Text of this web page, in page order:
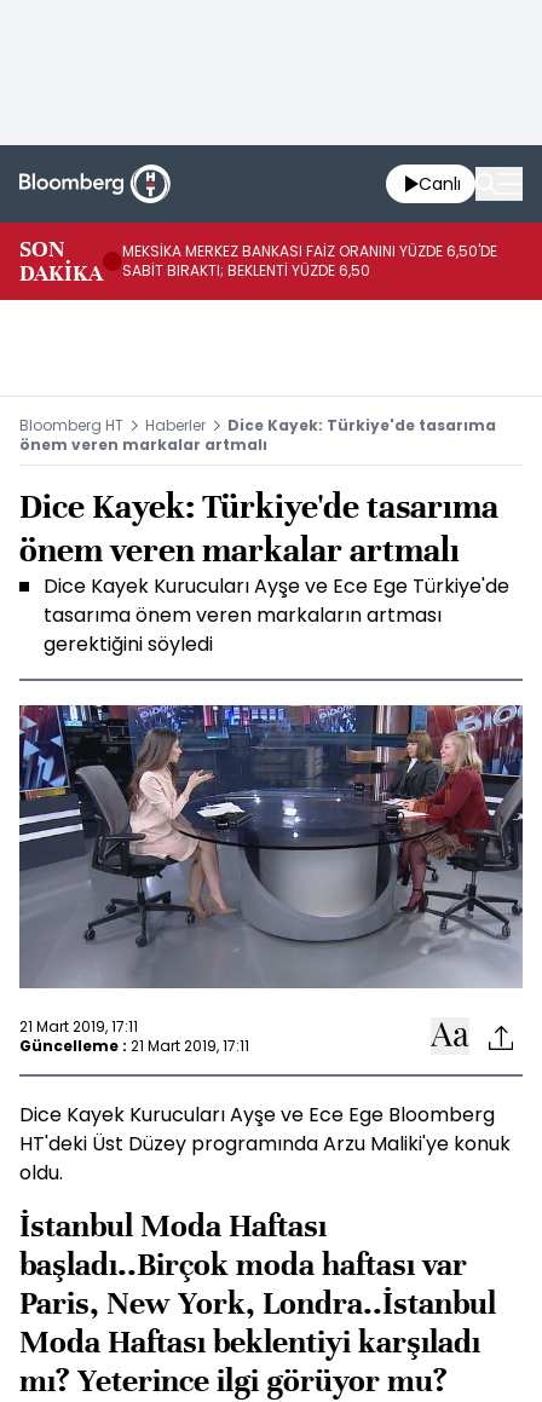
Canlı
SON
DAKİKA
MEKSİKA MERKEZ BANKASI FAİZ ORANINI YÜZDE 6,50'DE
SABİT BIRAKTI; BEKLENTİ YÜZDE 6,50
Bloomberg HT Haberler
Dice Kayek: Türkiye'de tasarıma
önem veren markalar artmalı
Dice Kayek: Türkiye'de tasarıma
önem veren markalar artmalı
Dice Kayek Kurucuları Ayşe ve Ece Ege Türkiye'de
tasarıma önem veren markaların artması
gerektiğini söyledi
21 Mart 2019, 17:11
Güncelleme : 21 Mart 2019, 17:11
Dice Kayek Kurucuları Ayşe ve Ece Ege Bloomberg
HT'deki Üst Düzey programında Arzu Maliki'ye konuk
oldu.
İstanbul Moda Haftası
başladı..Birçok moda haftası var
Paris, New York, Londra..İstanbul
Moda Haftası beklentiyi karşıladı
mı? Yeterince ilgi görüyor mu?